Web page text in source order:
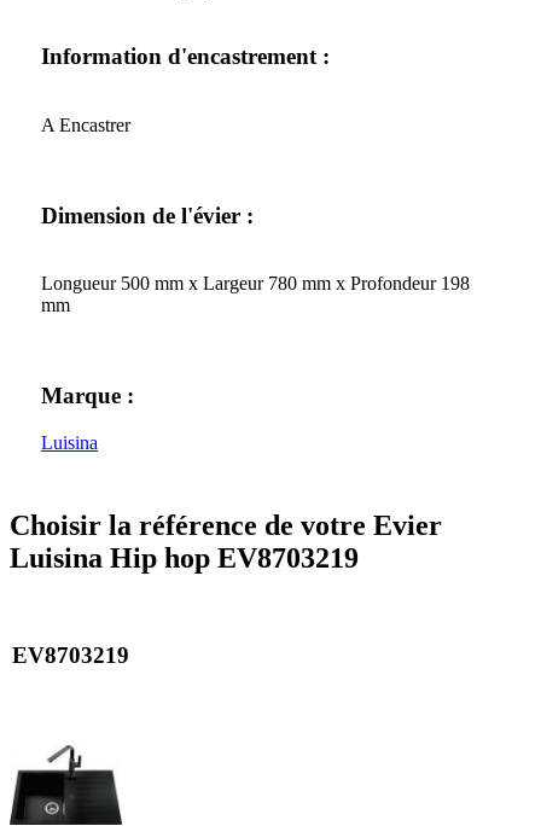
Information d'encastrement :
A Encastrer
Dimension de l'évier :
Longueur 500 mm x Largeur 780 mm x Profondeur 198
mm
Marque :
Luisina
Choisir la référence de votre Evier
Luisina Hip hop EV8703219
EV8703219